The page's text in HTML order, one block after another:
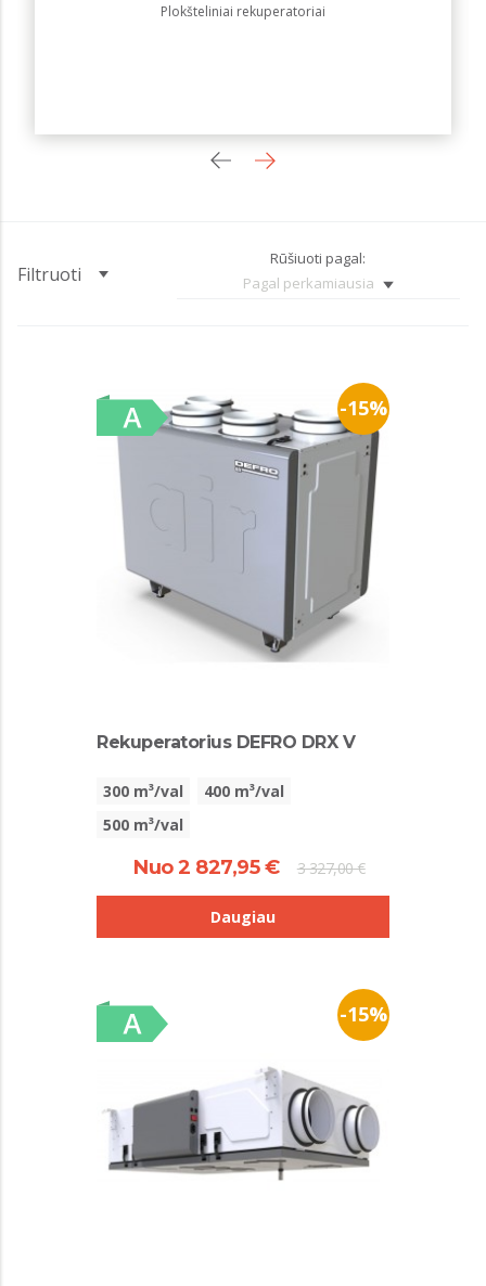
Plokšteliniai rekuperatoriai
Filtruoti
Rūšiuoti pagal:
Pagal perkamiausia
-15%
Rekuperatorius DEFRO DRX V
300 m³/val
400 m³/val
500 m³/val
Nuo 2 827,95 € 3 327,00 €
Daugiau
-15%